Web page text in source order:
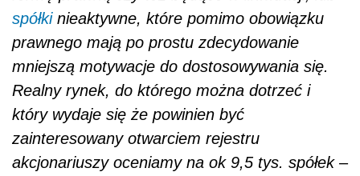
spółkinieaktywne, które pomimo obowiązku
prawnego mają po prostu zdecydowanie
mniejszą motywacje do dostosowywania się.
Realny rynek, do którego można dotrzeć i
który wydaje się że powinien być
zainteresowany otwarciem rejestru
akcjonariuszy oceniamy na ok 9,5 tys. spółek –